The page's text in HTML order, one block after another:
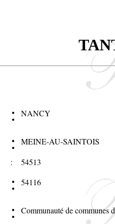
: NANCY
:
MEINE-AU-SAINTOIS
:
54513
: 54116
: Communauté de communes